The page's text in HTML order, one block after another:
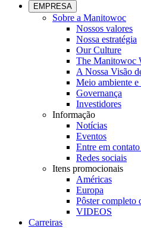
EMPRESA
Sobre a Manitowoc
Nossos valores
Nossa estratégia
Our Culture
The Manitowoc
A Nossa Visão
Meio ambiente e
Governança
Investidores
Informação
Notícias
Eventos
Entre em
Redes sociais
Itens promocionais
Américas
Europa
Pôster completo
VIDEOS
Carreiras